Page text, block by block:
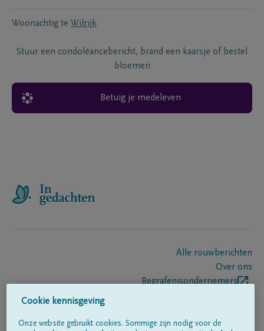
Woonachtig te Wilrijk
Stuur een condoléancebericht, brand een kaarsje of bestel
bloemen
Betuig je medeleven
Alle rouwberichten
Over ons
Begrafenisondernemers
Cookie kennisgeving
Onze website gebruikt cookies. Sommige zijn nodig voor de